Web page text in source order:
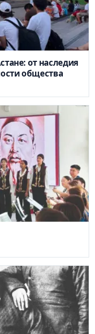
от наследия
общества